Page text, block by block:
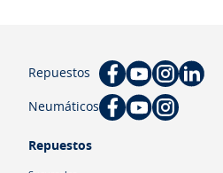
Repuestos
Neumáticos
Repuestos